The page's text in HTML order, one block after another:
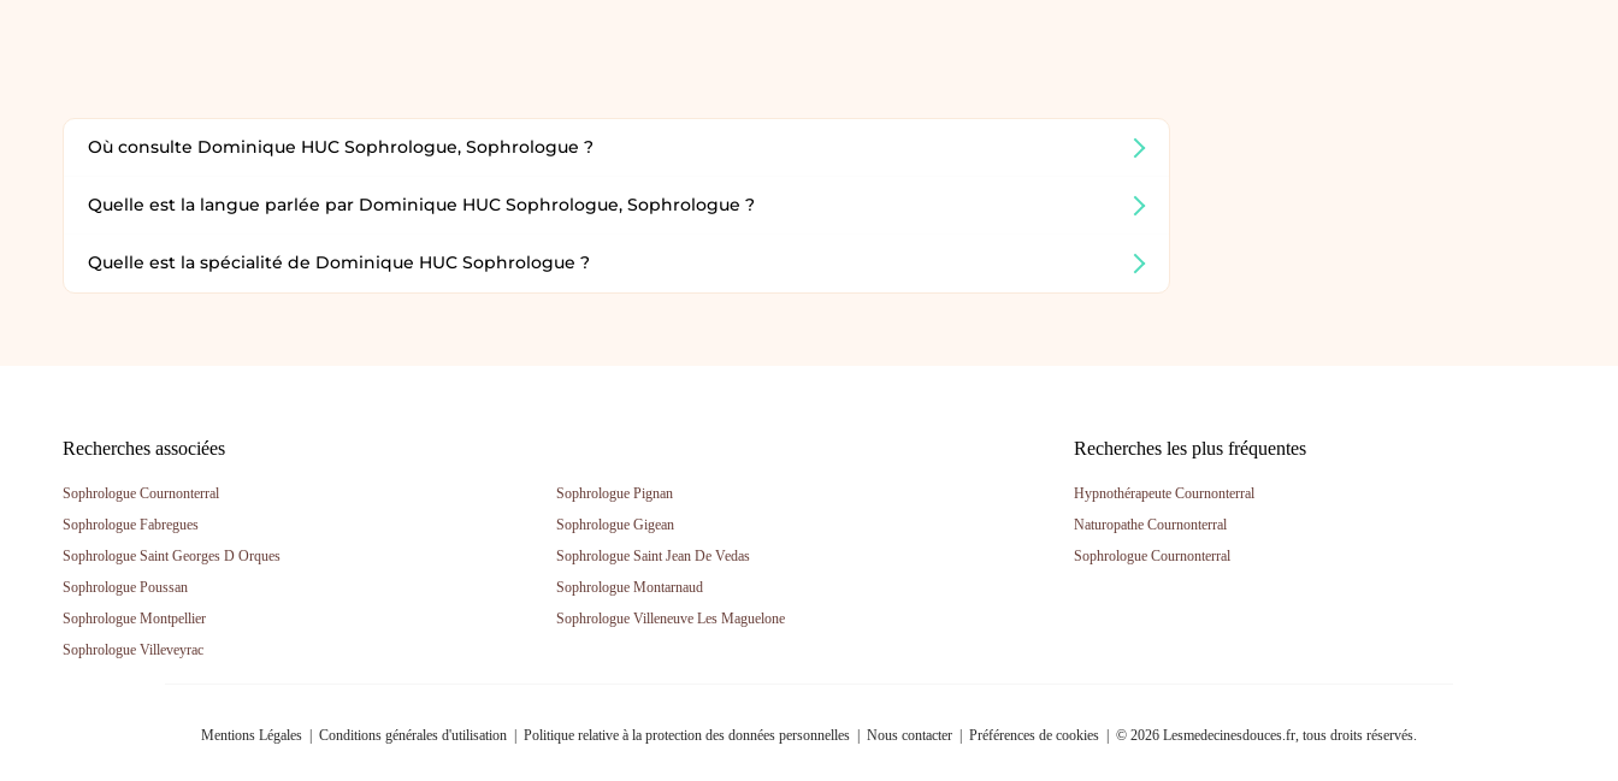
Où consulte Dominique HUC Sophrologue, Sophrologue ?
Quelle est la langue parlée par Dominique HUC Sophrologue, Sophrologue ?
Quelle est la spécialité de Dominique HUC Sophrologue ?
Recherches associées
Sophrologue Cournonterral
Sophrologue Pignan
Sophrologue Fabregues
Sophrologue Gigean
Sophrologue Saint Georges D Orques
Sophrologue Saint Jean De Vedas
Sophrologue Poussan
Sophrologue Montarnaud
Sophrologue Montpellier
Sophrologue Villeneuve Les Maguelone
Sophrologue Villeveyrac
Recherches les plus fréquentes
Hypnothérapeute Cournonterral
Naturopathe Cournonterral
Sophrologue Cournonterral
Mentions Légales Conditions générales d'utilisation Politique relative à la protection des données personnelles Nous contacter Préférences de cookies | © 2026 Lesmedecinesdouces.fr, tous droits réservés.